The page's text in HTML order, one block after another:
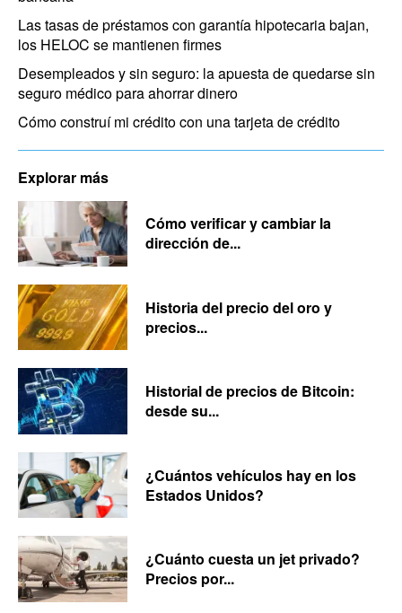
Las tasas de préstamos con garantía hipotecaria bajan,
los HELOC se mantienen firmes
Desempleados y sin seguro: la apuesta de quedarse sin
seguro médico para ahorrar dinero
Cómo construí mi crédito con una tarjeta de crédito
Explorar más
Cómo verificar y cambiar la
dirección de...
Historia del precio del oro y
precios...
Historial de precios de Bitcoin:
desde su...
¿Cuántos vehículos hay en los
Estados Unidos?
¿Cuánto cuesta un jet privado?
Precios por...